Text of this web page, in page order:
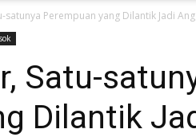
satunya Perempuan yang Dilantik Jadi
Satu-
Dilantik